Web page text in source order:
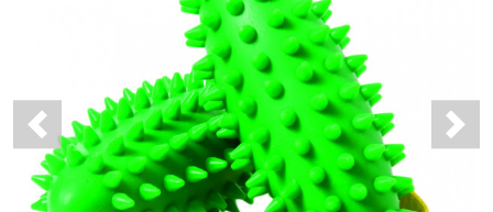
Previous Next